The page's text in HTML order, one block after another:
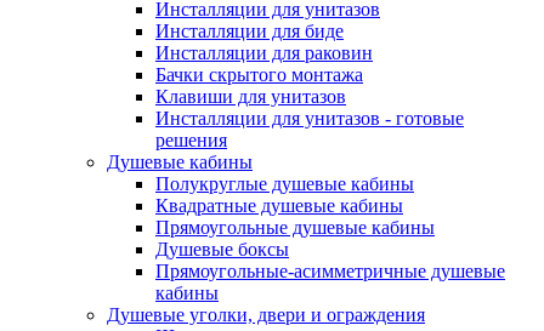
Инсталляции для унитазов
Инсталляции для биде
Инсталляции для раковин
Бачки скрытого монтажа
Клавиши для унитазов
Инсталляции для унитазов - готовые
решения
Душевые кабины
Полукруглые душевые кабины
Квадратные душевые кабины
Прямоугольные душевые кабины
Душевые боксы
Прямоугольные-асимметричные душевые
кабины
Душевые уголки, двери и ограждения